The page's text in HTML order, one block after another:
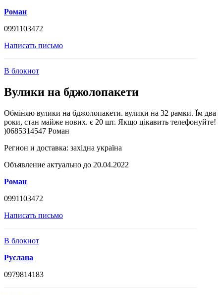
Роман
0991103472
Написать письмо
В блокнот
Вулики на бджолопакети
Обміняю вулики на бджолопакети. вулики на 32 рамки. Їм два
роки, стан майже нових. є 20 шт. Якщо цікавить телефонуйте!
)0685314547 Роман
Регион и доставка: західна україна
Объявление актуально до 20.04.2022
Роман
0991103472
Написать письмо
В блокнот
Руслана
0979814183